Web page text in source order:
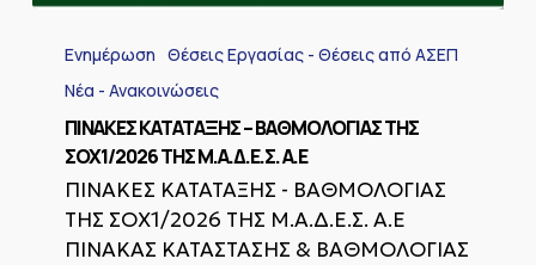
ΚΑΤΑΤΑΞΗΣ
ΒΑΘΜΟΛΟΓΙΑΣ
ΤΗΣ
ΣΟΧ1/2026
ΤΗΣ
Μ.Α.Δ.Ε.Σ.
Ενημέρωση
Θέσεις Εργασίας - Θέσεις από ΑΣΕΠ
Νέα - Ανακοινώσεις
ΠΙΝΑΚΕΣ ΚΑΤΑΤΑΞΗΣ – ΒΑΘΜΟΛΟΓΙΑΣ ΤΗΣ
ΣΟΧ1/2026 ΤΗΣ Μ.Α.Δ.Ε.Σ. Α.Ε
ΠΙΝΑΚΕΣ ΚΑΤΑΤΑΞΗΣ - ΒΑΘΜΟΛΟΓΙΑΣ
ΤΗΣ ΣΟΧ1/2026 ΤΗΣ Μ.Α.Δ.Ε.Σ. Α.Ε
ΠΙΝΑΚΑΣ ΚΑΤΑΣΤΑΣΗΣ & ΒΑΘΜΟΛΟΓΙΑΣ